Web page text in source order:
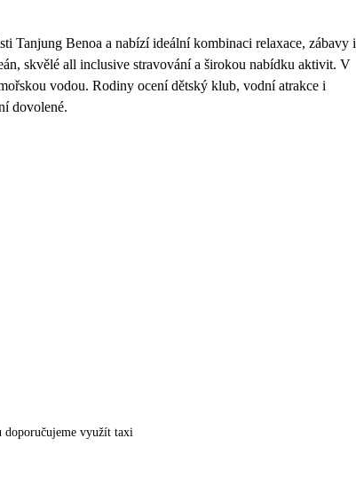
Tanjung Benoa a nabízí ideální kombinaci relaxace, zábavy i
skvělé all inclusive stravování a širokou nabídku aktivit. V
vodou. Rodiny ocení dětský klub, vodní atrakce i
dovolené.
doporučujeme využít taxi